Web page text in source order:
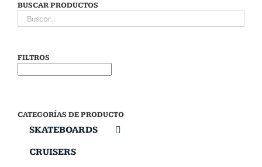
BUSCAR PRODUCTOS
FILTROS
CATEGORÍAS DE PRODUCTO
SKATEBOARDS
CRUISERS